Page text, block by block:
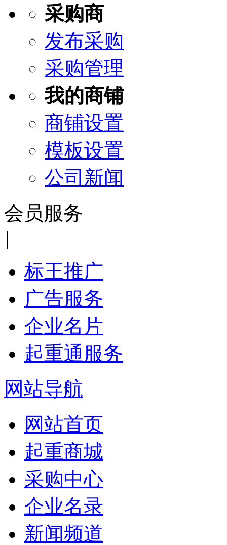
采购商
发布采购
采购管理
我的商铺
商铺设置
模板设置
公司新闻
会员服务
|
标王推广
广告服务
企业名片
起重通服务
网站导航
网站首页
起重商城
采购中心
企业名录
新闻频道